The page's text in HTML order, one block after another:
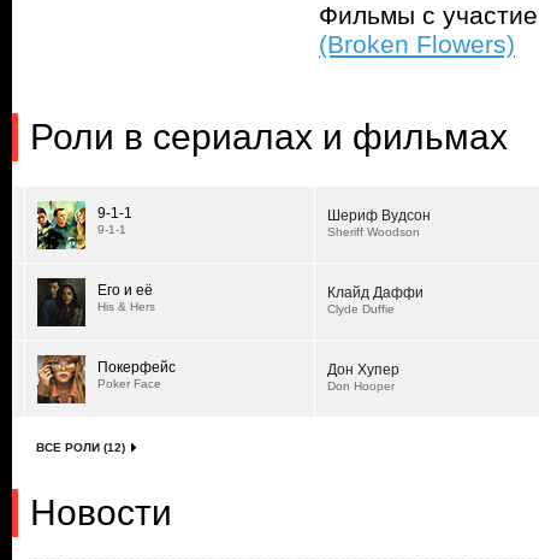
Фильмы с
(Broken Flowers)
Роли в сериалах и фильмах
9-1-1
9-1-1
Шериф Вудсон
Sheriff Woodson
Его и её
His & Hers
Клайд Даффи
Clyde Duffie
Покерфейс
Poker Face
Дон Хупер
Don Hooper
ВСЕ РОЛИ (12)
Новости